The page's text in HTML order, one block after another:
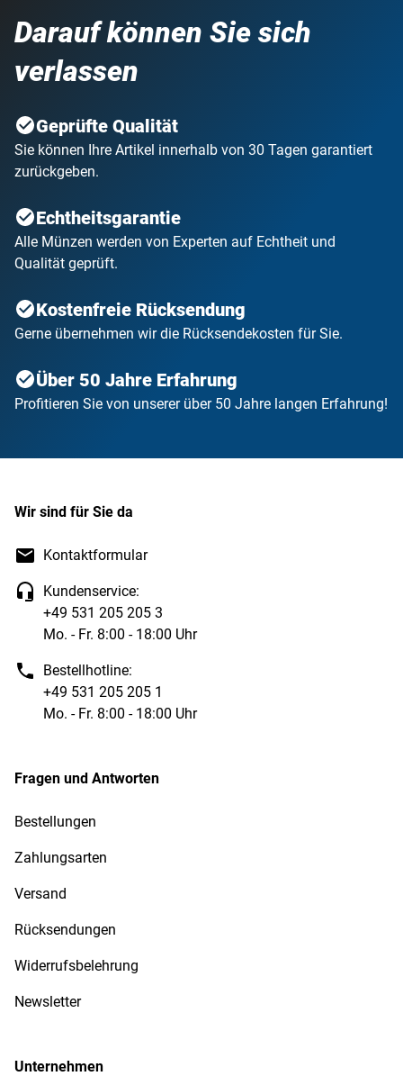
Darauf können Sie sich
verlassen
Geprüfte Qualität
Sie können Ihre Artikel innerhalb von 30 Tagen garantiert
zurückgeben.
Echtheitsgarantie
Alle Münzen werden von Experten auf Echtheit und
Qualität geprüft.
Kostenfreie Rücksendung
Gerne übernehmen wir die Rücksendekosten für Sie.
Über 50 Jahre Erfahrung
Profitieren Sie von unserer über 50 Jahre langen Erfahrung!
Wir sind für Sie da
Kontaktformular
Kundenservice:
+49 531 205 205 3
Mo. - Fr. 8:00 - 18:00 Uhr
Bestellhotline:
+49 531 205 205 1
Mo. - Fr. 8:00 - 18:00 Uhr
Fragen und Antworten
Bestellungen
Zahlungsarten
Versand
Rücksendungen
Widerrufsbelehrung
Newsletter
Unternehmen